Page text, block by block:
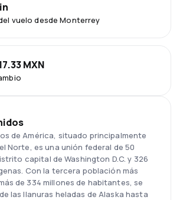
vuelo desde Monterrey
MXN
de América, situado principalmente
Norte, es una unión federal de 50
capital de Washington D.C. y 326
Con la tercera población más
de 334 millones de habitantes, se
las llanuras heladas de Alaska hasta